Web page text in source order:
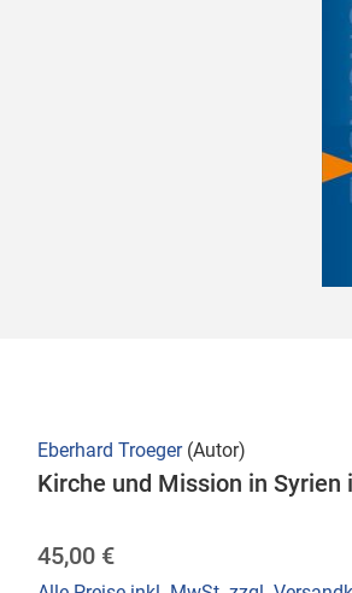
Eberhard Troeger(Autor)
Kirche und Mission in
45,00 €